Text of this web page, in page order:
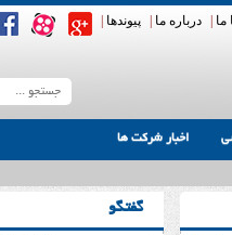
ما درباره ما پیوندها
اخبار شرکت ها
گفتگو